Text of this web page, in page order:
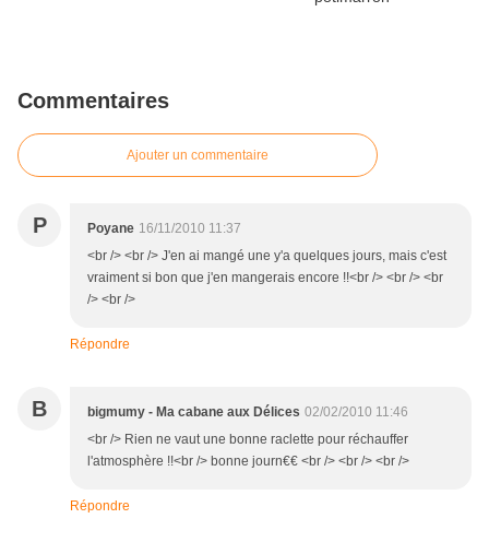
Commentaires
Ajouter un commentaire
P Poyane 16/11/2010 11:37
<br /> <br /> J'en ai mangé une y'a quelques jours, mais c'est
vraiment si bon que j'en mangerais encore !!<br /> <br /> <br
/> <br />
Répondre
B bigmumy - Ma cabane aux Délices 02/02/2010 11:46
<br /> Rien ne vaut une bonne raclette pour réchauffer
l'atmosphère !!<br /> bonne journ€€ <br /> <br /> <br />
Répondre